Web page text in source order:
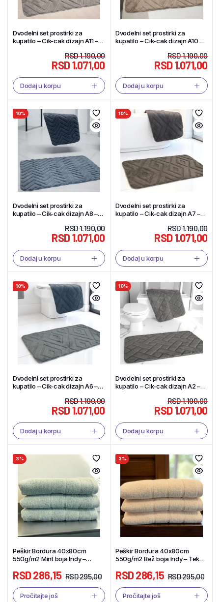
Dvodelni set prostirki za
kupatilo – Cik-cak dizajn A11 –
RSD1.190,00
RSD1.071,00
Dodaj u korpu
Dvodelni set prostirki za
kupatilo – Cik-cak dizajn A10 –
RSD1.190,00
RSD1.071,00
Dodaj u korpu
10%
Dvodelni set prostirki za
kupatilo – Cik-cak dizajn A8 –
RSD1.190,00
RSD1.071,00
Dodaj u korpu
10%
Dvodelni set prostirki za
kupatilo – Cik-cak dizajn A7 –
RSD1.190,00
RSD1.071,00
Dodaj u korpu
10%
Dvodelni set prostirki za
kupatilo – Cik-cak dizajn A6 –
RSD1.190,00
RSD1.071,00
Dodaj u korpu
10%
Dvodelni set prostirki za
kupatilo – Cik-cak dizajn A2 –
RSD1.190,00
RSD1.071,00
Dodaj u korpu
3%
Peškir Bordura 40x80cm
550g/m2 Mint boja Indy –
RSD295,00
RSD286,15
Pročitajte još
3%
Peškir Bordura 40x80cm
550g/m2 Bež boja Indy – Tekstil
RSD295,00
RSD286,15
Pročitajte još